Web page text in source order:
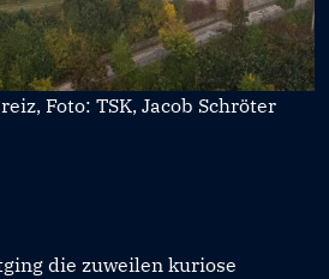
Foto: TSK, Jacob Schröter
die zuweilen kuriose